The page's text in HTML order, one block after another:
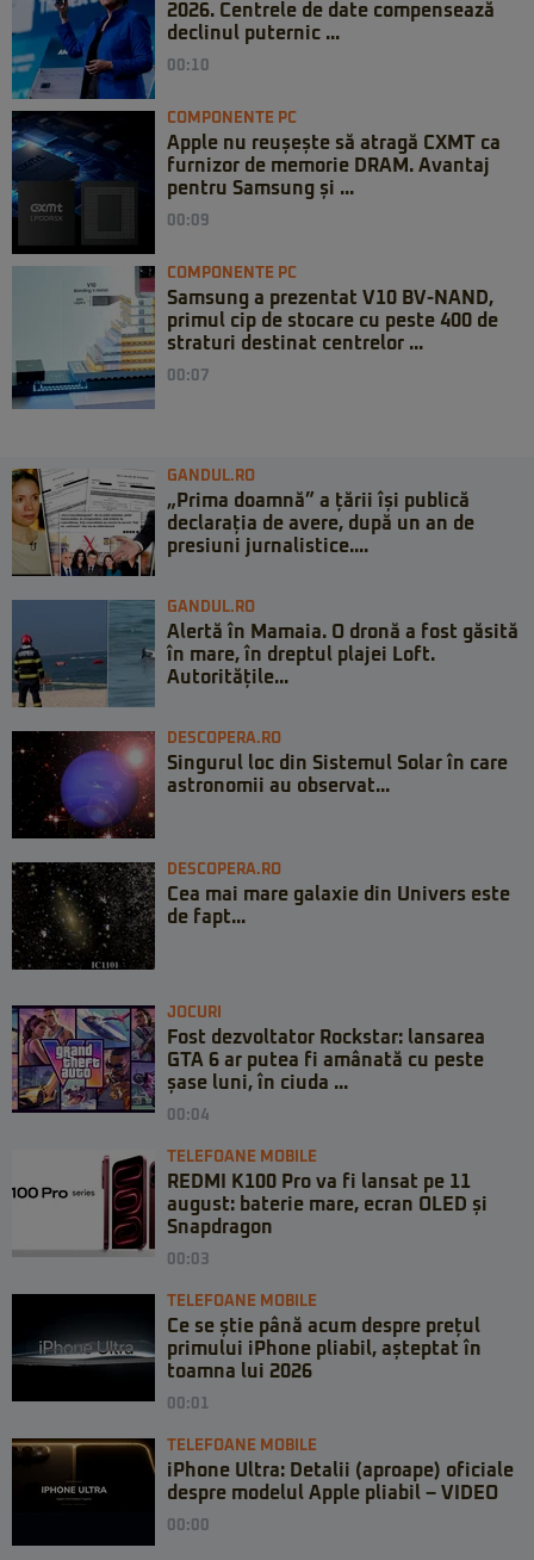
2026. Centrele de date compensează
declinul puternic ...
00:10
COMPONENTE PC
Apple nu reușește să atragă CXMT ca
furnizor de memorie DRAM. Avantaj
pentru Samsung și ...
00:09
COMPONENTE PC
Samsung a prezentat V10 BV-NAND,
primul cip de stocare cu peste 400 de
straturi destinat centrelor ...
00:07
GANDUL.RO
„Prima doamnă” a țării își publică
declarația de avere, după un an de
presiuni jurnalistice....
GANDUL.RO
Alertă în Mamaia. O dronă a fost găsită
în mare, în dreptul plajei Loft.
Autoritățile...
DESCOPERA.RO
Singurul loc din Sistemul Solar în care
astronomii au observat...
DESCOPERA.RO
Cea mai mare galaxie din Univers este
de fapt...
JOCURI
Fost dezvoltator Rockstar: lansarea
GTA 6 ar putea fi amânată cu peste
șase luni, în ciuda ...
00:04
TELEFOANE MOBILE
REDMI K100 Pro va fi lansat pe 11
august: baterie mare, ecran OLED și
Snapdragon
00:03
TELEFOANE MOBILE
Ce se știe până acum despre prețul
primului iPhone pliabil, așteptat în
toamna lui 2026
00:01
TELEFOANE MOBILE
iPhone Ultra: Detalii (aproape) oficiale
despre modelul Apple pliabil – VIDEO
00:00